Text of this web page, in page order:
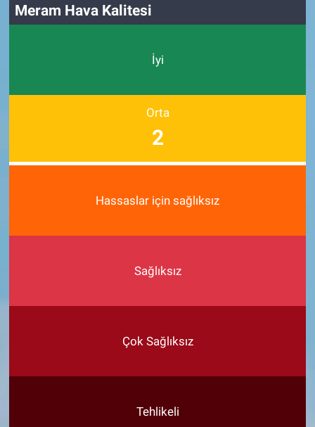
Meram Hava Kalitesi
İyi
Orta
2
Hassaslar için sağlıksız
Sağlıksız
Çok Sağlıksız
Tehlikeli